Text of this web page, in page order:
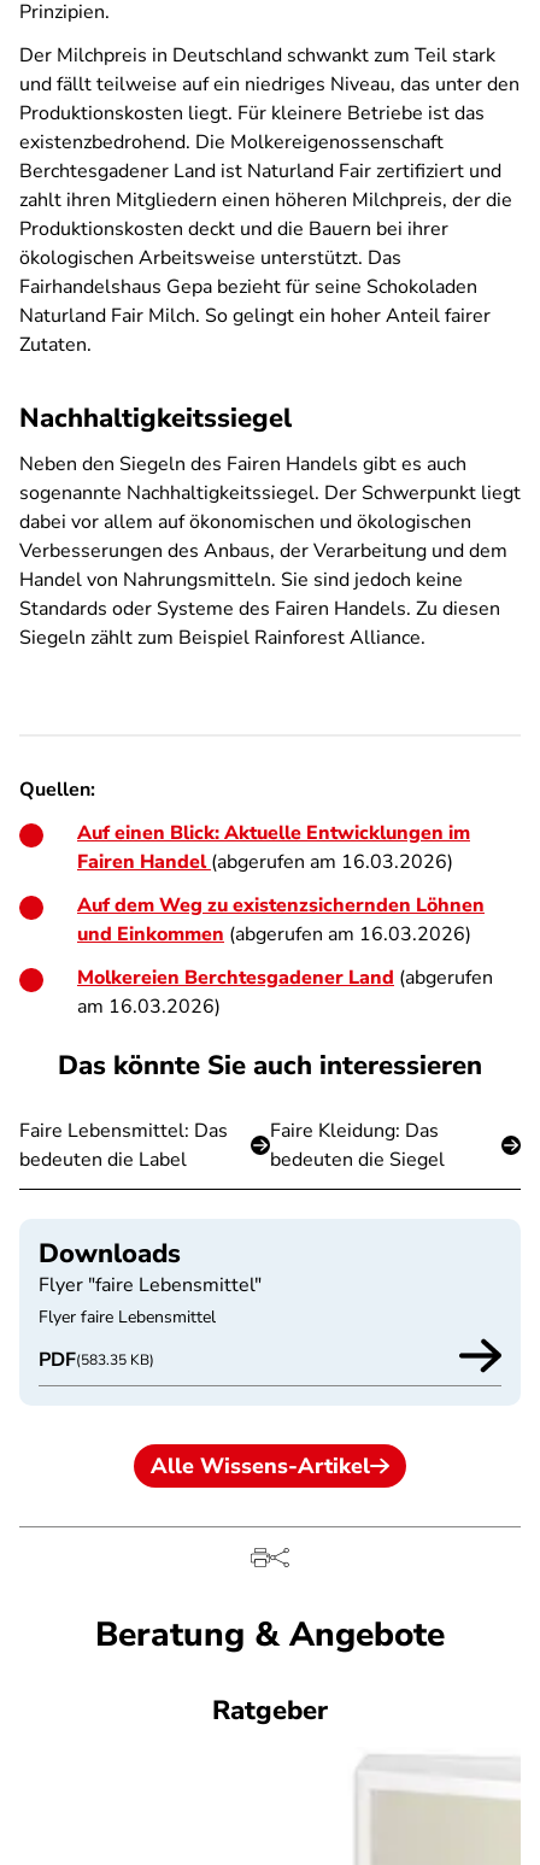
Prinzipien.
Der Milchpreis in Deutschland schwankt zum Teil stark
und fällt teilweise auf ein niedriges Niveau, das unter den
Produktionskosten liegt. Für kleinere Betriebe ist das
existenzbedrohend. Die Molkereigenossenschaft
Berchtesgadener Land ist Naturland Fair zertifiziert und
zahlt ihren Mitgliedern einen höheren Milchpreis, der die
Produktionskosten deckt und die Bauern bei ihrer
ökologischen Arbeitsweise unterstützt. Das
Fairhandelshaus Gepa bezieht für seine Schokoladen
Naturland Fair Milch. So gelingt ein hoher Anteil fairer
Zutaten.
Nachhaltigkeitssiegel
Neben den Siegeln des Fairen Handels gibt es auch
sogenannte Nachhaltigkeitssiegel. Der Schwerpunkt liegt
dabei vor allem auf ökonomischen und ökologischen
Verbesserungen des Anbaus, der Verarbeitung und dem
Handel von Nahrungsmitteln. Sie sind jedoch keine
Standards oder Systeme des Fairen Handels. Zu diesen
Siegeln zählt zum Beispiel Rainforest Alliance.
Quellen:
Auf einen Blick: Aktuelle Entwicklungen im
Fairen Handel(abgerufen am 16.03.2026)
Auf dem Weg zu existenzsichernden Löhnen
und Einkommen (abgerufen am 16.03.2026)
Molkereien Berchtesgadener Land (abgerufen
am 16.03.2026)
Das könnte Sie auch interessieren
Faire Lebensmittel: Das
bedeuten die Label
Faire Kleidung: Das
bedeuten die Siegel
Downloads
Flyer "faire Lebensmittel"
Flyer faire Lebensmittel
PDF(583.35 KB)
Alle Wissens-Artikel
Beratung & Angebote
Ratgeber